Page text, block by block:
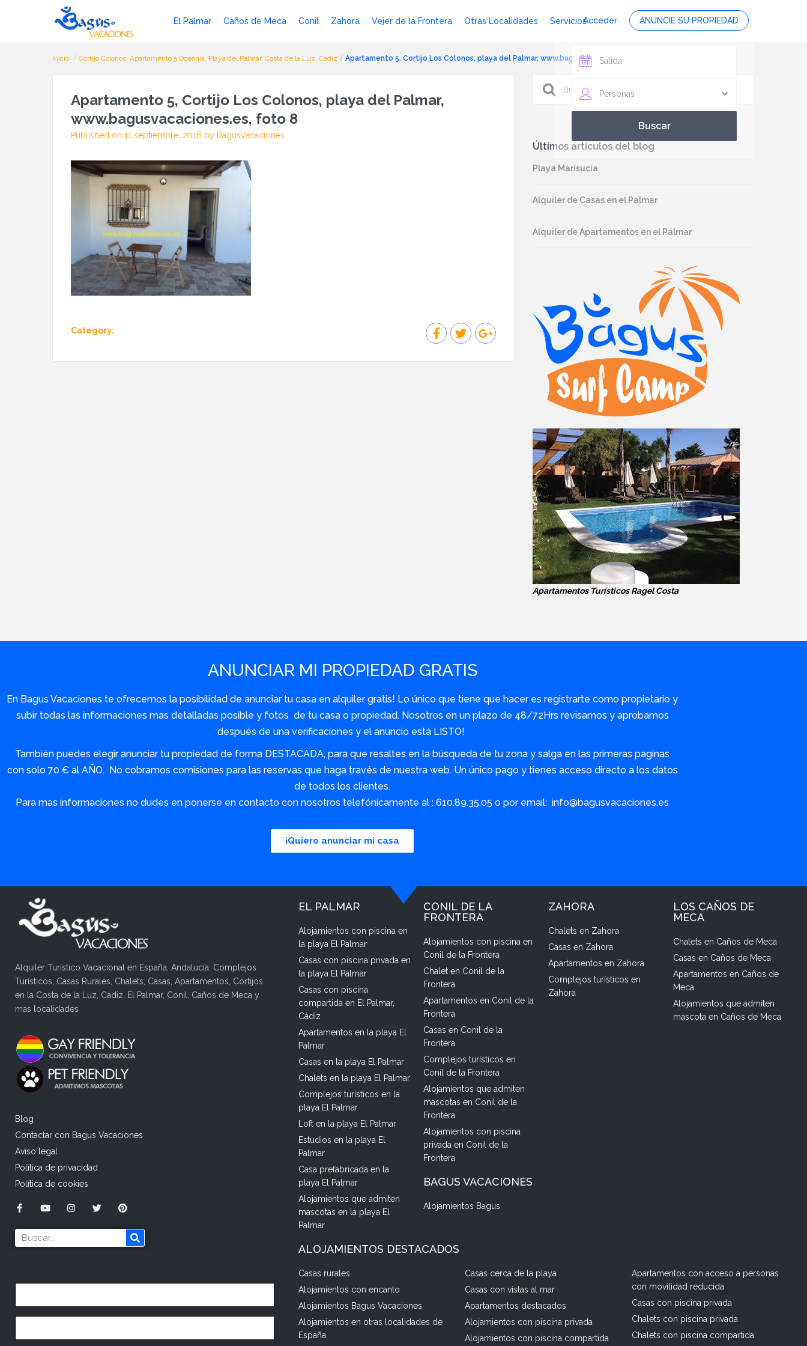
Acceder ANUNCIE SU PROPIEDAD
El Palmar Caños de Meca Conil Zahora Vejer de la Frontera Otras Localidades Servicios
Personas
Inicio Cortijo Colonos, Apartamento 5 Oceania, Playa del Palmar, Costa de la Luz, Cadiz Apartamento 5, Cortijo Los Colonos, playa del Palmar, www.bagusvacaciones.es, foto 8
Apartamento 5, Cortijo Los Colonos, playa del Palmar,
www.bagusvacaciones.es, foto 8
Published on 11 septiembre, 2016 by BagusVacaciones
Category:
Últimos artículos del blog
Playa Marisucia
Alquiler de Casas en el Palmar
Alquiler de Apartamentos en el Palmar
Apartamentos Turísticos Ragel Costa
ANUNCIAR MI PROPIEDAD GRATIS
En Bagus Vacaciones te ofrecemos la posibilidad de anunciar tu casa en alquiler gratis! Lo único que tiene que hacer es registrarte como propietario y
subir todas las informaciones mas detalladas posible y fotos de tu casa o propiedad. Nosotros en un plazo de 48/72Hrs revisamos y aprobamos
después de una verificaciones y el anuncio está LISTO!
También puedes elegir anunciar tu propiedad de forma DESTACADA, para que resaltes en la búsqueda de tu zona y salga en las primeras paginas
con solo 70 € al AÑO. No cobramos comisiones para las reservas que haga través de nuestra web. Un único pago y tienes acceso directo a los datos
de todos los clientes.
Para mas informaciones no dudes en ponerse en contacto con nosotros telefónicamente al : 610.89.35.05 o por email: info@bagusvacaciones.es
¡Quiero anunciar mi casa
Alquiler Turístico Vacacional en España, Andalucía. Complejos
Turísticos, Casas Rurales, Chalets, Casas, Apartamentos, Cortijos
en la Costa de la Luz, Cádiz. El Palmar, Conil, Caños de Meca y
mas localidades
Blog
Contactar con Bagus Vacaciones
Aviso legal
Política de privacidad
Política de cookies
EL PALMAR
Alojamientos con piscina en
la playa El Palmar
Casas con piscina privada en
la playa El Palmar
Casas con piscina
compartida en El Palmar,
Cádiz
Apartamentos en la playa El
Palmar
Casas en la playa El Palmar
Chalets en la playa El Palmar
Complejos turísticos en la
playa El Palmar
Loft en la playa El Palmar
Estudios en la playa El
Palmar
Casa prefabricada en la
playa El Palmar
Alojamientos que admiten
mascotas en la playa El
Palmar
CONIL DE LA
FRONTERA
Alojamientos con piscina en
Conil de la Frontera
Chalet en Conil de la
Frontera
Apartamentos en Conil de la
Frontera
Casas en Conil de la
Frontera
Complejos turísticos en
Conil de la Frontera
Alojamientos que admiten
mascotas en Conil de la
Frontera
Alojamientos con piscina
privada en Conil de la
Frontera
BAGUS VACACIONES
Alojamientos Bagus
ZAHORA
Chalets en Zahora
Casas en Zahora
Apartamentos en Zahora
Complejos turísticos en
Zahora
LOS CAÑOS DE
MECA
Chalets en Caños de Meca
Casas en Caños de Meca
Apartamentos en Caños de
Meca
Alojamientos que admiten
mascota en Caños de Meca
ALOJAMIENTOS DESTACADOS
Casas rurales
Alojamientos con encanto
Alojamientos Bagus Vacaciones
Alojamientos en otras localidades de
España
Casas cerca de la playa
Casas con vistas al mar
Apartamentos destacados
Alojamientos con piscina privada
Alojamientos con piscina compartida
Apartamentos con acceso a personas
con movilidad reducida
Casas con piscina privada
Chalets con piscina privada
Chalets con piscina compartida